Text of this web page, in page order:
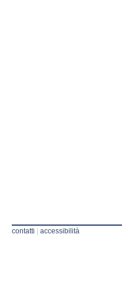
contatti accessibilità